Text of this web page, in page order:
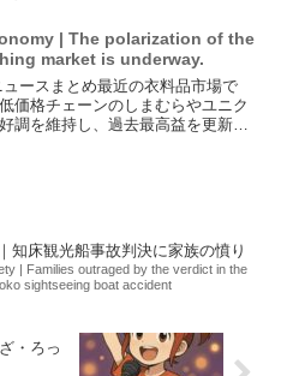
| The polarization of the
market is underway.
ュースまとめ最近の衣料品市場で
価格チェーンのしまむらやユニク
調を維持し、過去最高益を更新し
知床観光船事故判決に家族の憤り
| Families outraged by the verdict in the
sightseeing boat accident
・ろっ